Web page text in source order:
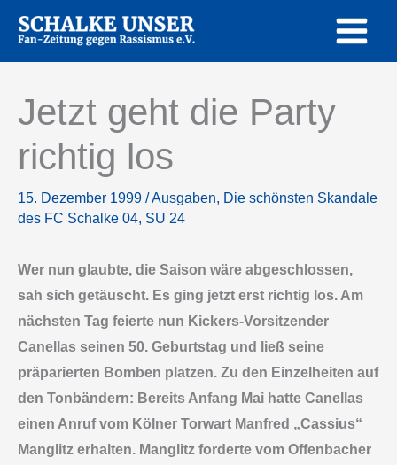
Inhalt
springen
Jetzt geht die Party
richtig los
15. Dezember 1999 /Ausgaben, Die schönsten Skandale
des FC Schalke 04, SU 24
Wer nun glaubte, die Saison wäre abgeschlossen,
sah sich getäuscht. Es ging jetzt erst richtig los. Am
nächsten Tag feierte nun Kickers-Vorsitzender
Canellas seinen 50. Geburtstag und ließ seine
präparierten Bomben platzen. Zu den Einzelheiten auf
den Tonbändern: Bereits Anfang Mai hatte Canellas
einen Anruf vom Kölner Torwart Manfred „Cassius“
Manglitz erhalten. Manglitz forderte vom Offenbacher